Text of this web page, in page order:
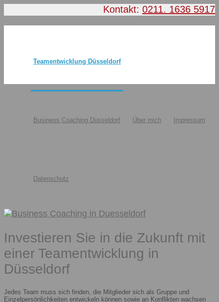
Kontakt: 0211. 1636 5917
Teamentwicklung Düsseldorf
Business Coaching Düsseldorf Über mich Impressum
Datenschutz
Investieren Sie in die Zukunft mit
einer Teamentwicklung in
Düsseldorf
Jedes Team muss sich finden, die Mitglieder sich als Gruppe und
Einzelpersönlichkeiten entwickeln können sowie an Konflikten wachsen